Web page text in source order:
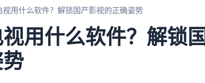
视用什么软件？解锁国产影视的正确姿势
用什么软件？解锁国